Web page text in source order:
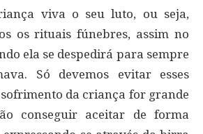
viva o seu luto, ou seja,
os rituais fúnebres, assim no
ela se despedirá para sempre
Só devemos evitar esses
da criança for grande
conseguir aceitar de forma